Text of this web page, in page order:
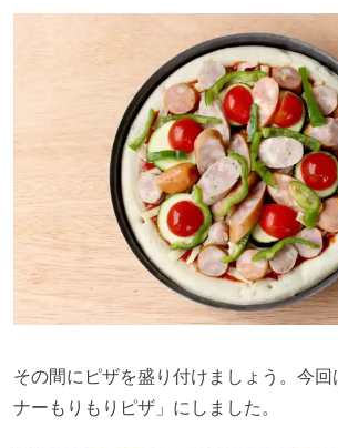
その間にピザを盛り付けましょう。今
ナーもりもりピザ」にしました。